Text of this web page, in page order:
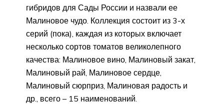
гибридов для Сады России и назвали ее
Малиновое чудо. Коллекция состоит из 3-х
серий (пока), каждая из которых включает
несколько сортов томатов великолепного
качества: Малиновое вино, Малиновый закат,
Малиновый рай, Малиновое сердце,
Малиновый сюрприз, Малиновая радость и
др., всего – 15 наименований.